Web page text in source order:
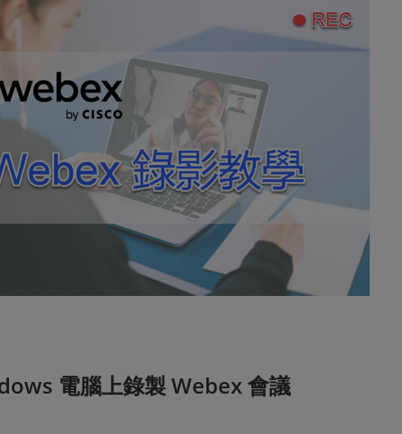
電腦上錄製 Webex 會議